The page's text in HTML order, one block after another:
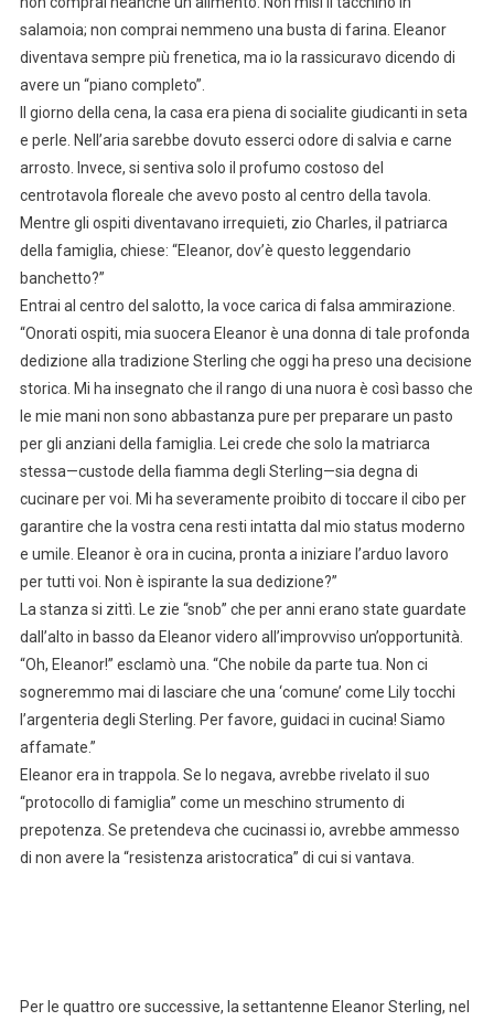
salamoia; non comprai nemmeno una busta di farina. Eleanor
diventava sempre più frenetica, ma io la rassicuravo dicendo di
avere un “piano completo”.
Il giorno della cena, la casa era piena di socialite giudicanti in seta
e perle. Nell’aria sarebbe dovuto esserci odore di salvia e carne
arrosto. Invece, si sentiva solo il profumo costoso del
centrotavola floreale che avevo posto al centro della tavola.
Mentre gli ospiti diventavano irrequieti, zio Charles, il patriarca
della famiglia, chiese: “Eleanor, dov’è questo leggendario
banchetto?”
Entrai al centro del salotto, la voce carica di falsa ammirazione.
“Onorati ospiti, mia suocera Eleanor è una donna di tale profonda
dedizione alla tradizione Sterling che oggi ha preso una decisione
storica. Mi ha insegnato che il rango di una nuora è così basso che
le mie mani non sono abbastanza pure per preparare un pasto
per gli anziani della famiglia. Lei crede che solo la matriarca
stessa—custode della fiamma degli Sterling—sia degna di
cucinare per voi. Mi ha severamente proibito di toccare il cibo per
garantire che la vostra cena resti intatta dal mio status moderno
e umile. Eleanor è ora in cucina, pronta a iniziare l’arduo lavoro
per tutti voi. Non è ispirante la sua dedizione?”
La stanza si zittì. Le zie “snob” che per anni erano state guardate
dall’alto in basso da Eleanor videro all’improvviso un’opportunità.
“Oh, Eleanor!” esclamò una. “Che nobile da parte tua. Non ci
sogneremmo mai di lasciare che una ‘comune’ come Lily tocchi
l’argenteria degli Sterling. Per favore, guidaci in cucina! Siamo
affamate.”
Eleanor era in trappola. Se lo negava, avrebbe rivelato il suo
“protocollo di famiglia” come un meschino strumento di
prepotenza. Se pretendeva che cucinassi io, avrebbe ammesso
di non avere la “resistenza aristocratica” di cui si vantava.
Per le quattro ore successive, la settantenne Eleanor Sterling, nel